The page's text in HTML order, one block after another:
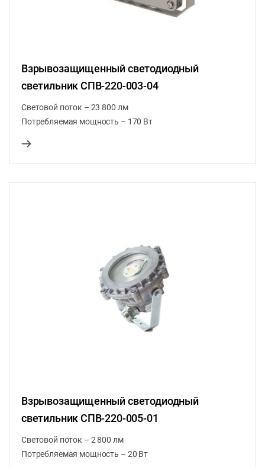
Взрывозащищенный светодиодный
светильник СПВ-220-003-04
Световой поток – 23 800 лм
Потребляемая мощность – 170 Вт
Взрывозащищенный светодиодный
светильник СПВ-220-005-01
Световой поток – 2 800 лм
Потребляемая мощность – 20 Вт